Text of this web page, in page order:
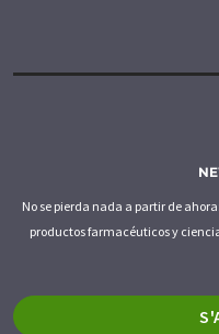
No se pierda nada a partir de
productos farmacéuticos y